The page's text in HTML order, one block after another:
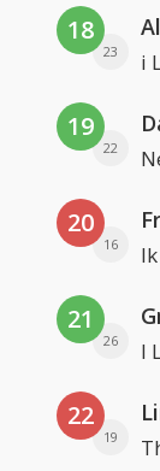
18
23 i
19
22
20
16
21
26 I
22
19